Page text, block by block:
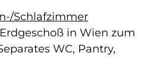
in Wien zum
WC, Pantry,